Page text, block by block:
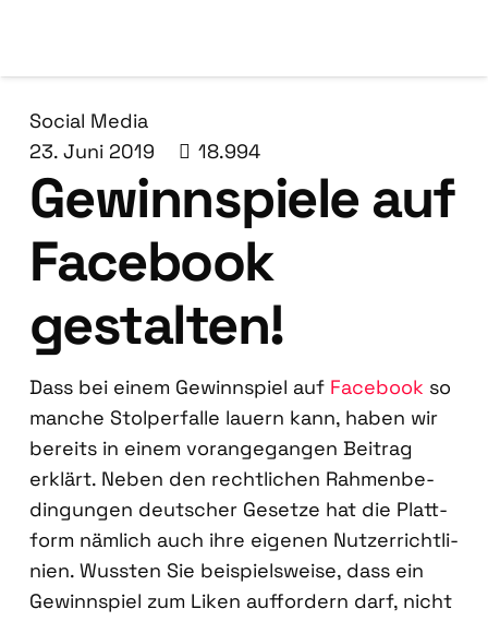
Social Media
23. Juni 2019
18.994
Gewinn­spie­le auf
Face­book
gestal­ten!
Dass bei einem Gewinn­spiel auf Face­book so
man­che Stol­per­fal­le lau­ern kann, haben wir
bereits in einem vor­an­ge­gan­gen Bei­trag
erklärt. Neben den recht­li­chen Rah­men­be­
din­gun­gen deut­scher Geset­ze hat die Platt­
form näm­lich auch ihre eige­nen Nut­zer­richt­li­
ni­en. Wuss­ten Sie bei­spiels­wei­se, dass ein
Gewinn­spiel zum Liken auf­for­dern darf, nicht